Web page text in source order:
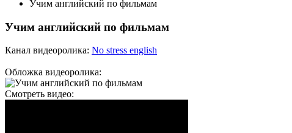
Учим английский по фильмам
Учим английский по фильмам
Канал видеоролика: No stress english
Обложка видеоролика:
Смотреть видео: